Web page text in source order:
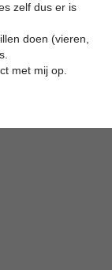
zelf dus er is
doen (vieren,
met mij op.